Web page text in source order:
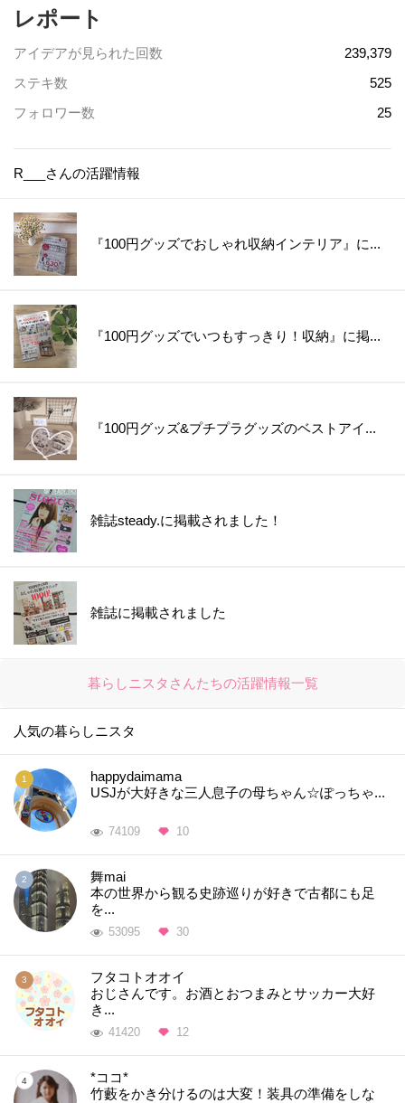
レポート
アイデアが見られた回数
239,379
ステキ数
525
フォロワー数
25
R___さんの活躍情報
『100円グッズでおしゃれ収納インテリア』に...
『100円グッズでいつもすっきり！収納』に掲...
『100円グッズ&プチプラグッズのベストアイ...
雑誌steady.に掲載されました！
雑誌に掲載されました
暮らしニスタさんたちの活躍情報一覧
人気の暮らしニスタ
happydaimama
USJが大好きな三人息子の母ちゃん☆ぽっちゃ...
74109 10
舞mai
本の世界から観る史跡巡りが好きで古都にも足
を...
53095 30
フタコトオオイ
おじさんです。お酒とおつまみとサッカー大好
き...
41420 12
*ココ*
竹藪をかき分けるのは大変！装具の準備をしな